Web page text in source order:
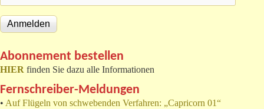
Abonnement bestellen
HIER finden Sie dazu alle Informationen
Fernschreiber-Meldungen
• Auf Flügeln von schwebenden Verfahren: „Capricorn 01“